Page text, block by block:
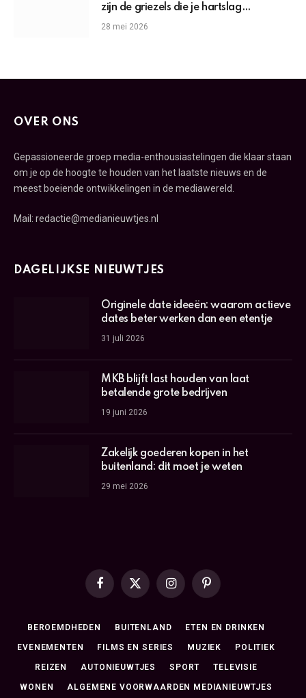
zijn de griezels die je hartslag
omhoogjagen
28 mei 2026
OVER ONS
Gepassioneerde groep media-enthousiastelingen die klaar staan
om je op de hoogte te houden van het laatste nieuws en de
meest boeiende ontwikkelingen in de mediawereld.
Mail: redactie@medianieuwtjes.nl
DAGELIJKSE NIEUWTJES
Originele date ideeën: waarom actieve
dates beter werken dan een etentje
31 juli 2026
MKB blijft last houden van laat
betalende grote bedrijven
19 juni 2026
Zakelijk goederen kopen in het
buitenland: dit moet je weten
29 mei 2026
Facebook
X
InstagramPinterest
BEROEMDHEDEN BUITENLAND ETEN EN DRINKEN
EVENEMENTEN FILMS EN SERIES MUZIEK POLITIEK
REIZEN AUTONIEUWTJES SPORT TELEVISIE
WONEN ALGEMENE VOORWAARDEN MEDIANIEUWTJES